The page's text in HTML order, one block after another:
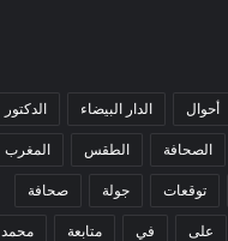
أحوال الدار البيضاء الدكتور
الصحافة الطقس المغرب
توقعات جولة صحافة
على في متابعة محمد